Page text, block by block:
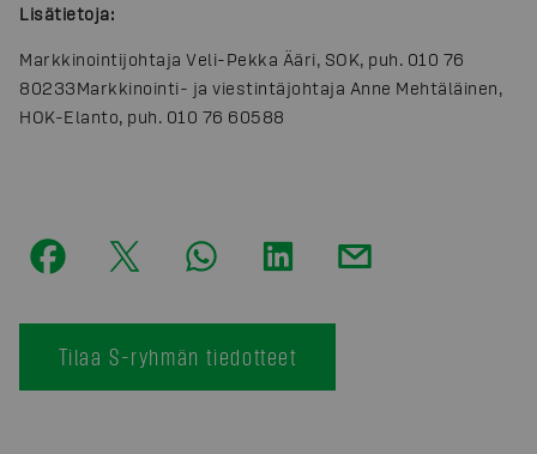
Lisätietoja:
Markkinointijohtaja Veli-Pekka Ääri, SOK, puh. 010 76
80233Markkinointi- ja viestintäjohtaja Anne Mehtäläinen,
HOK-Elanto, puh. 010 76 60588
Tilaa S-ryhmän tiedotteet